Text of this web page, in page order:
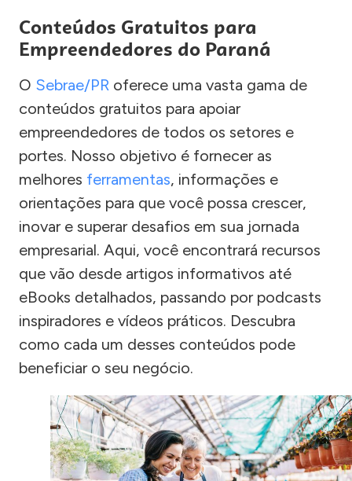
Conteúdos Gratuitos para
Empreendedores do Paraná
O Sebrae/PR oferece uma vasta gama de
conteúdos gratuitos para apoiar
empreendedores de todos os setores e
portes. Nosso objetivo é fornecer as
melhores ferramentas, informações e
orientações para que você possa crescer,
inovar e superar desafios em sua jornada
empresarial. Aqui, você encontrará recursos
que vão desde artigos informativos até
eBooks detalhados, passando por podcasts
inspiradores e vídeos práticos. Descubra
como cada um desses conteúdos pode
beneficiar o seu negócio.